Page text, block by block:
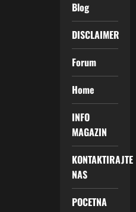
Blog
DISCLAIMER
Forum
Home
INFO
MAGAZIN
KONTAKTIRAJTE
NAS
POCETNA